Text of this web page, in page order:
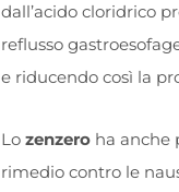
dall’acido cloridrico
reflusso
e riducendo così la
Lo zenzeroha anche
rimedio contro le